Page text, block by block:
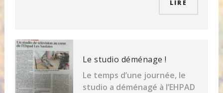
LIRE
Le studio déménage !
Le temps d’une journée, le
studio a déménagé à l’EHPAD